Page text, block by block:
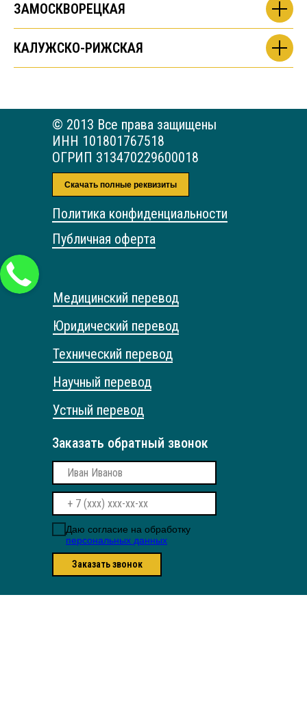
ЗАМОСКВОРЕЦКАЯ
КАЛУЖСКО-РИЖСКАЯ
© 2013 Все права защищены
ИНН 101801767518
ОГРИП 313470229600018
Публичная оферта
Скачать полные реквизиты
Медицинский перевод
Юридический перевод
Технический перевод
Научный перевод
Устный перевод
Даю согласие на обработку
персональных данных
Заказать звонок
Заказать обратный звонок
Политика конфиденциальности